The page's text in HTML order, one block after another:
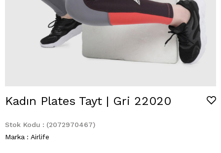
Kadın Plates Tayt | Gri 22020
Stok Kodu
(2072970467)
Marka : Airlife